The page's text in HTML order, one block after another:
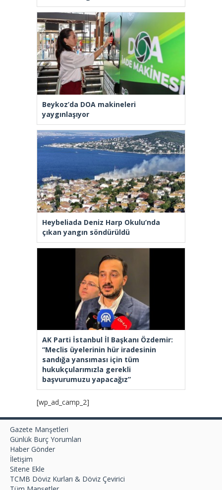
Beykoz’da DOA makineleri
yaygınlaşıyor
Heybeliada Deniz Harp Okulu’nda
çıkan yangın söndürüldü
AK Parti İstanbul İl Başkanı Özdemir:
“Meclis üyelerinin hür iradesinin
sandığa yansıması için tüm
hukukçularımızla gerekli
başvurumuzu yapacağız”
[wp_ad_camp_2]
Gazete Manşetleri
Günlük Burç Yorumları
Haber Gönder
İletişim
Sitene Ekle
TCMB Döviz Kurları & Döviz Çevirici